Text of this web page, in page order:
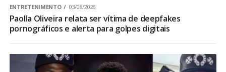
ENTRETENIMENTO 03/08/2026
Paolla Oliveira relata ser vítima de deepfakes
pornográficos e alerta para golpes digitais